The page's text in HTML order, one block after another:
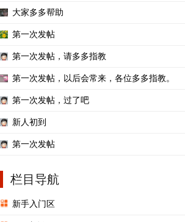
大家多多帮助
第一次发帖
第一次发帖，请多多指教
第一次发帖，以后会常来，各位多多指教。
第一次发帖，过了吧
新人初到
第一次发帖
栏目导航
新手入门区